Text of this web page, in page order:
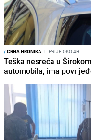
/CRNA HRONIKA I PRIJE OKO 4H
Teška nesreća u
automobila, ima